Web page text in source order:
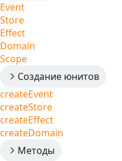
Event
Store
Effect
Domain
Scope
Создание юнитов
createEvent
createStore
createEffect
createDomain
Методы